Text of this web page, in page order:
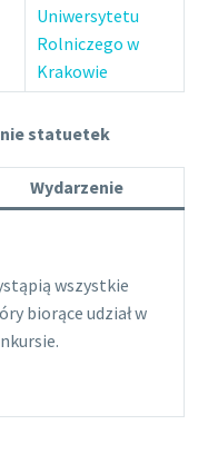
Uniwersytetu
Rolniczego w
Krakowie
statuetek
Wydarzenie
wszystkie
biorące udział w